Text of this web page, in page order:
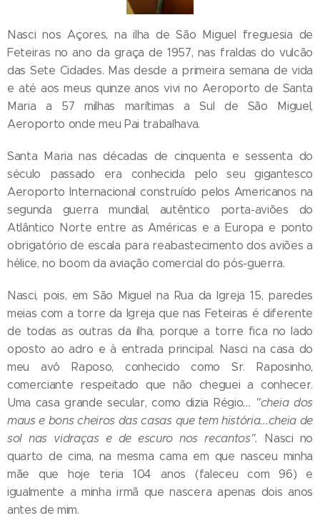
Nasci nos Açores, na ilha de São Miguel freguesia de
Feteiras no ano da graça de 1957, nas fraldas do vulcão
das Sete Cidades. Mas desde a primeira semana de vida
e até aos meus quinze anos vivi no Aeroporto de Santa
Maria a 57 milhas marítimas a Sul de São Miguel,
Aeroporto onde meu Pai trabalhava.
Santa Maria nas décadas de cinquenta e sessenta do
século passado era conhecida pelo seu gigantesco
Aeroporto Internacional construído pelos Americanos na
segunda guerra mundial, autêntico porta-aviões do
Atlântico Norte entre as Américas e a Europa e ponto
obrigatório de escala para reabastecimento dos aviões a
hélice, no boom da aviação comercial do pós-guerra.
Nasci, pois, em São Miguel na Rua da Igreja 15, paredes
meias com a torre da Igreja que nas Feteiras é diferente
de todas as outras da ilha, porque a torre fica no lado
oposto ao adro e à entrada principal. Nasci na casa do
meu avô Raposo, conhecido como Sr. Raposinho,
comerciante respeitado que não cheguei a conhecer.
Uma casa grande secular, como dizia Régio... "cheia dos
maus e bons cheiros das casas que tem história...cheia de
sol nas vidraças e de escuro nos recantos".
Nasci no
quarto de cima, na mesma cama em que nasceu minha
mãe que hoje teria 104 anos (faleceu com 96) e
igualmente a minha irmã que nascera apenas dois anos
antes de mim.